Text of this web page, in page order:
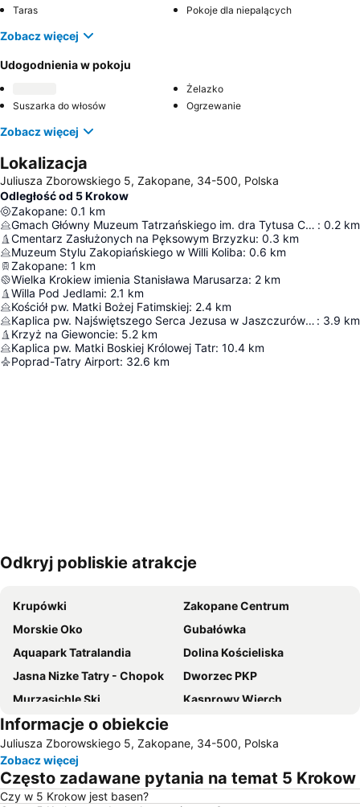
Taras Pokoje dla niepalących
Zobacz więcej
Udogodnienia w pokoju
Żelazko
Suszarka do włosów
Ogrzewanie
Zobacz więcej
Lokalizacja
Juliusza Zborowskiego 5, Zakopane, 34-500, Polska
Odległość od 5 Krokow
Zakopane: 0.1 km
Gmach Główny Muzeum Tatrzańskiego im. dra Tytusa Chałubińskiego : 0.2 km
Cmentarz Zasłużonych na Pęksowym Brzyzku: 0.3 km
Muzeum Stylu Zakopiańskiego w Willi Koliba: 0.6 km
Zakopane: 1 km
Wielka Krokiew imienia Stanisława Marusarza: 2 km
Willa Pod Jedlami: 2.1 km
Kościół pw. Matki Bożej Fatimskiej: 2.4 km
Kaplica pw. Najświętszego Serca Jezusa w Jaszczurówce : 3.9 km
Krzyż na Giewoncie: 5.2 km
Kaplica pw. Matki Boskiej Królowej Tatr: 10.4 km
Poprad-Tatry Airport: 32.6 km
Powiększ mapę
Odkryj pobliskie atrakcje
Krupówki
Zakopane Centrum
Morskie Oko
Gubałówka
Aquapark Tatralandia
Dolina Kościeliska
Jasna Nizke Tatry - Chopok
Dworzec PKP
Murzasichle Ski
Kasprowy Wierch
Jezioro Szczyrbskie
Jezioro Orawskie
Dolina Chochołowska
Małe Ciche - Stacja Narciarska
Bania Ski & Fun
Starý Smokovec - Hrebienok Funicular
Muzeum Powstania Chochołowskiego
Informacje o obiekcie
Juliusza Zborowskiego 5, Zakopane, 34-500, Polska
Zobacz więcej
Często zadawane pytania na temat 5 Krokow
Czy w 5 Krokow jest basen?